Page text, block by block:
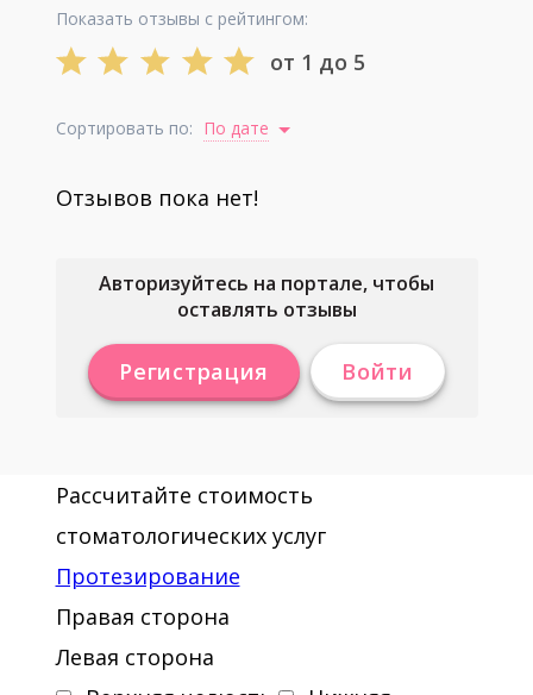
Показать отзывы с рейтингом:
от 1 до 5
Сортировать по: По дате
Отзывов пока нет!
Авторизуйтесь на портале, чтобы
оставлять отзывы
Регистрация Войти
Рассчитайте стоимость
стоматологических услуг
Протезирование
Правая сторона
Левая сторона